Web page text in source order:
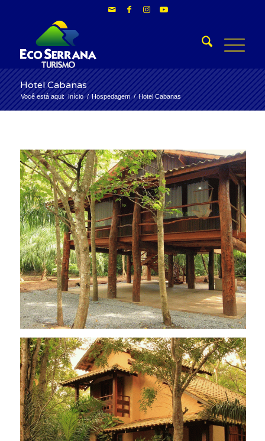
Hotel Cabanas
Você está aqui: Início / Hospedagem / Hotel Cabanas